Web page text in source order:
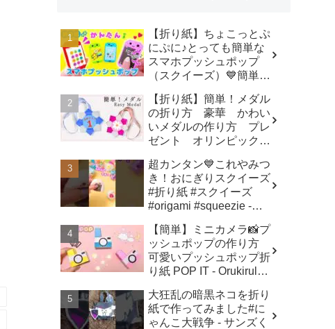
【折り紙】ちょこっとぷ
にぷに♪とっても簡単な
スマホプッシュポップ
（スクイーズ）💙簡単可
make popit smartphone
Origami -
SodaCatOrigami 楽しい
折り紙♪
【折り紙】簡単！メダル
の折り方 豪華 かわい
いメダルの作り方 プレ
ゼント オリンピックメ
origamilibrary
超カンタン💙これやみつ
き！おにぎりスクイーズ
#折り紙 #スクイーズ
#origami #squeezie -
折り紙♪
【簡単】ミニカメラ📸プ
ッシュポップの作り方
可愛いプッシュポップ折
り紙 POP IT - Orukirulab
大狂乱の暗黒ネコを折り
紙で作ってみました#に
ゃんこ大戦争 - サンズく